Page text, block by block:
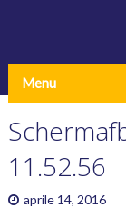
Menu
11.52.56
aprile 14, 2016